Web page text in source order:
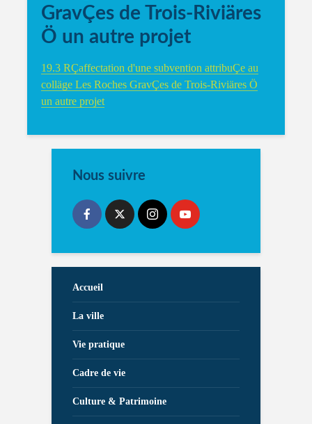
GravÇes de Trois-Riviäres
Ö un autre projet
19.3 RÇaffectation d'une subvention attribuÇe au
colläge Les Roches GravÇes de Trois-Riviäres Ö
un autre projet
Nous suivre
Accueil
La ville
Vie pratique
Cadre de vie
Culture & Patrimoine